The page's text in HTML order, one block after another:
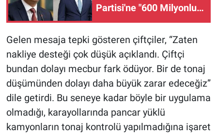
Partisi'ne "600 Milyonluk
Şeker" ziyareti: "Zarar
Gelen mesaja tepki gösteren çiftçiler, “Zaten
nakliye desteği çok düşük açıklandı. Çiftçi
bundan dolayı mecbur fark ödüyor. Bir de tonaj
düşümünden dolayı daha büyük zarar edeceğiz”
dile getirdi. Bu seneye kadar böyle bir uygulama
olmadığı, karayollarında pancar yüklü
kamyonların tonaj kontrolü yapılmadığına işaret